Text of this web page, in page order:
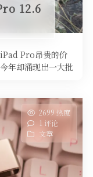
12.6
Pro昂贵的价
年却涌现出一大批
2699 热度
1 评论
文章